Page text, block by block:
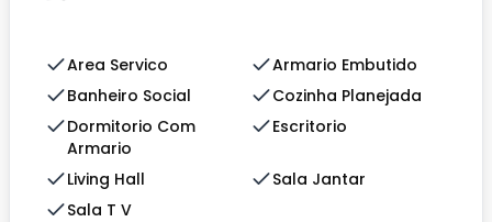
Area Servico
Armario Embutido
Banheiro Social
Cozinha Planejada
Dormitorio Com
Armario
Escritorio
Living Hall
Sala Jantar
Sala T V